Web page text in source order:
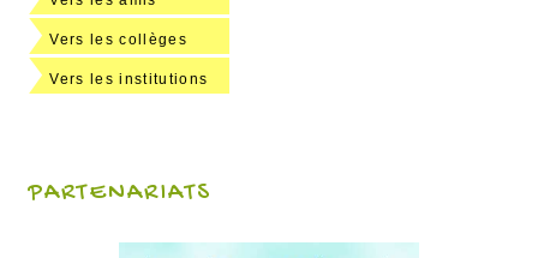
Vers les collèges
Vers les institutions
PARTENARIATS